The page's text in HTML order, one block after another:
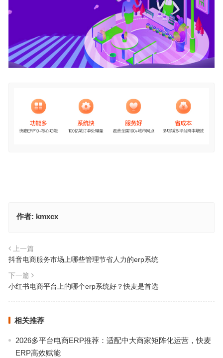
作者: kmxcx
上一篇
抖音电商服务市场上哪些管理节省人力的erp系统
下一篇
小红书电商平台上的哪个erp系统好？快麦是首选
相关推荐
2026多平台电商ERP推荐：适配中大商家矩阵化运营，快麦
ERP高效赋能